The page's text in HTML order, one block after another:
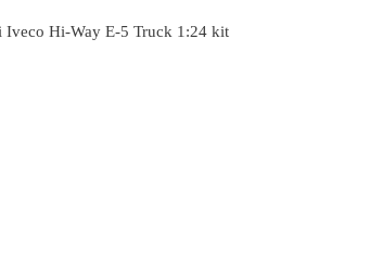
Iveco Hi-Way E-5 Truck 1:24 kit